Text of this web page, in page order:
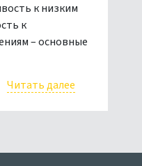
к низким
к
– основные
Читать далее